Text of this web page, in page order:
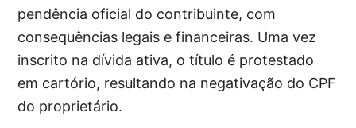
pendência oficial do contribuinte, com
consequências legais e financeiras. Uma vez
inscrito na dívida ativa, o título é protestado
em cartório, resultando na negativação do CPF
do proprietário.